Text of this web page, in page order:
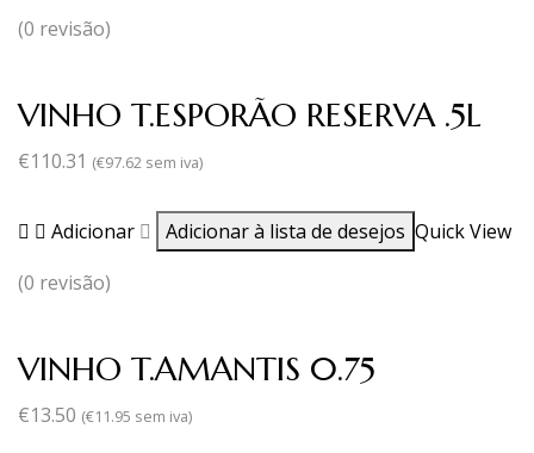
(0 revisão)
VINHO T.ESPORÃO RESERVA .5L
€110.31 (€97.62 sem iva)
Adicionar Adicionar à lista de desejos Quick View
(0 revisão)
VINHO T.AMANTIS 0.75
€13.50 (€11.95 sem iva)